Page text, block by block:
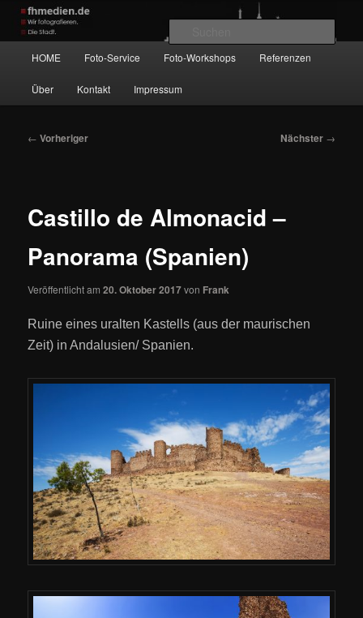
Zum
primären
Inhalt
springen
Wir fotografieren die Hauptstadt!
HOME Foto-Service Foto-Workshops Referenzen
Über Kontakt Impressum
Beitragsnavigation
← Vorheriger Nächster →
Castillo de Almonacid –
Panorama (Spanien)
Veröffentlicht am20. Oktober 2017von Frank
Ruine eines uralten Kastells (aus der maurischen
Zeit) in Andalusien/ Spanien.